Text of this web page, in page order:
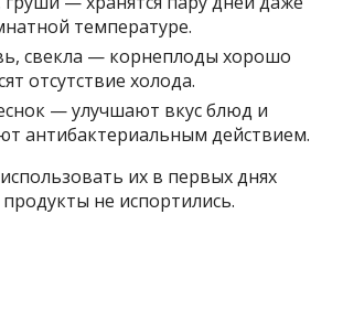
температуре.
свекла — корнеплоды хорошо
отсутствие холода.
— улучшают вкус блюд и
антибактериальным действием.
их в первых днях
не испортились.